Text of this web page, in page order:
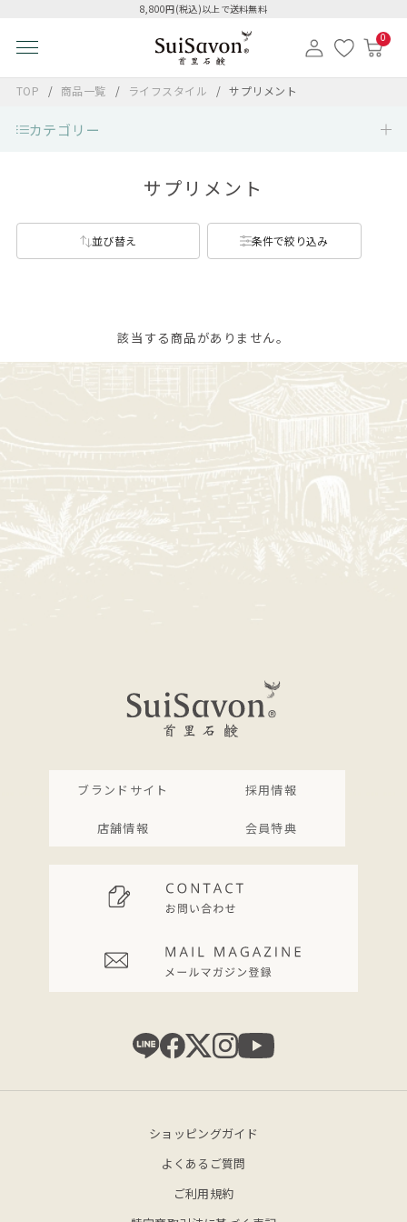
8,800円(税込)以上で送料無料
0
TOP 商品一覧 ライフスタイル サプリメント
カテゴリー
サプリメント
並び替え 条件で絞り込み
該当する商品がありません。
ブランドサイト 採用情報
店舗情報 会員特典
ショッピングガイド
よくあるご質問
ご利用規約